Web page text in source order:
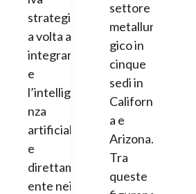
strategic
a volta a
integrar
e
l’intellige
nza
artificial
e
direttam
ente nei
settore
metallur
gico in
cinque
sedi in
Californi
a e
Arizona.
Tra
queste